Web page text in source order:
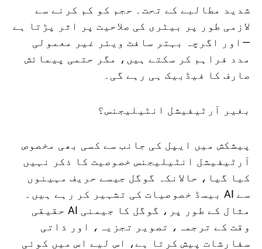
شدید مطالبے کے تحت۔ حجم کو کم کرنے سے
لازمی طور پر بیٹری کی صلاحیت پر اثر پڑتا ہے
—اور اگرچہ بہتر سافٹ ویئر غیر معمولی
مدد فراہم کر سکتے ہیں، مگر حتمی پیمائش
صارف کا فیڈبیک ہی رہے گی۔
بغیر آرٹیفیشل انٹیلیجنس؟
پیشکش میں ایپل کی جانب سے کسی بھی مخصوص
آرٹیفیشل انٹیلیجنس خصوصیت کا ذکر نہیں
کیا گیا، حالانکہ گوگل جیسے حریف مہینوں
سے AI بیسڈ خصوصیات کی تشہیر کر رہے ہیں۔
مثال کے طور پر، گوگل کا جیمنی AI حقیقی
وقت کے ترجمہ، تصویر تجزیہ، اور ذاتی
سفارشات پیش کرتا ہے، اس لیے اس میں کوئی